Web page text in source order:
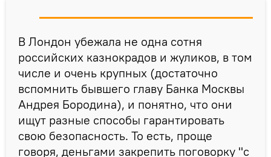
В Лондон убежала не одна сотня
российских казнокрадов и жуликов, в том
числе и очень крупных (достаточно
вспомнить бывшего главу Банка Москвы
Андрея Бородина), и понятно, что они
ищут разные способы гарантировать
свою безопасность. То есть, проще
говоря, деньгами закрепить поговорку "с